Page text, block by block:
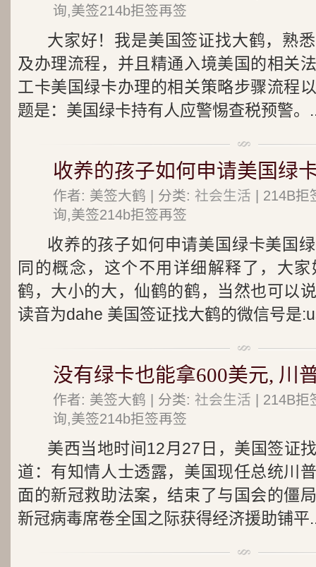
询,美签214b拒签再签
大家好！我是美国签证找大鹤，熟
及办理流程，并且精通入境美国的相关
工卡美国绿卡办理的相关策略步骤流程
题是：美国绿卡持有人应警惕查税预警。
收养的孩子如何申请美国绿
作者: 美签大鹤 | 分类: 社会生活 | 214B
询,美签214b拒签再签
收养的孩子如何申请美国绿卡美国
同的概念，这个不用详细解释了，大
鹤，大小的大，仙鹤的鹤，当然也可以
读音为dahe 美国签证找大鹤的微信号是
没有绿卡也能拿600美元, 川
作者: 美签大鹤 | 分类: 社会生活 | 214B
询,美签214b拒签再签
美西当地时间12月27日，美国签证
道：有知情人士透露，美国现任总统川
面的新冠救助法案，结束了与国会的僵
新冠病毒席卷全国之际获得经济援助铺平